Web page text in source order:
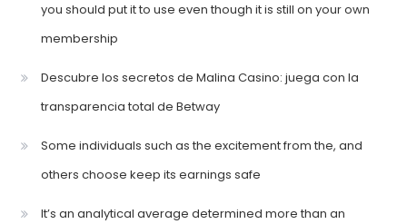
you should put it to use even though it is still on your own
membership
Descubre los secretos de Malina Casino: juega con la
transparencia total de Betway
Some individuals such as the excitement from the, and
others choose keep its earnings safe
It’s an analytical average determined more than an